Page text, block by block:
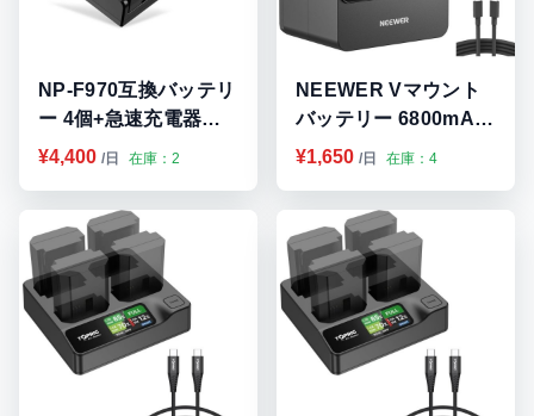
NP-F970互換バッテリ
ー 4個+急速充電器セ
ット 8800mAh リチウ
¥4,400 /日 在庫：2
NEEWER Vマウント
バッテリー 6800mAh
99Wh 14.5VミニVロ
¥1,650 /日 在庫：4